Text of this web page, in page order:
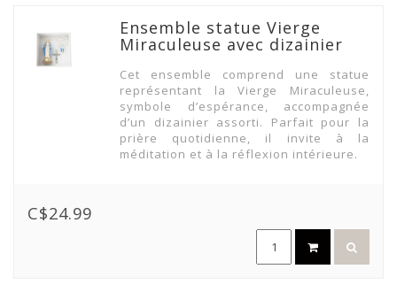
Ensemble statue Vierge
Miraculeuse avec dizainier
Cet ensemble comprend une statue
représentant la Vierge Miraculeuse,
symbole d’espérance, accompagnée
d’un dizainier assorti. Parfait pour la
prière quotidienne, il invite à la
méditation et à la réflexion intérieure.
C$24.99